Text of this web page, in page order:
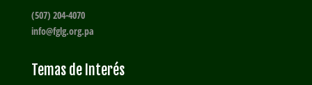
(507) 204-4070
info@fglg.org.pa
Temas de Interés